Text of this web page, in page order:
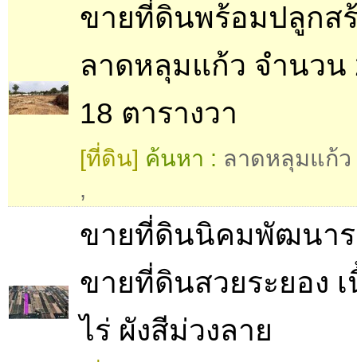
ขายที่ดินพร้อมปลูกส
ลาดหลุมแก้ว จำนวน
18 ตารางวา
[ที่ดิน] ค้นหา : ลาดหลุมแก้
,
ขายที่ดินนิคมพัฒนาร
ขายที่ดินสวยระยอง
ไร่ ผังสีม่วงลาย